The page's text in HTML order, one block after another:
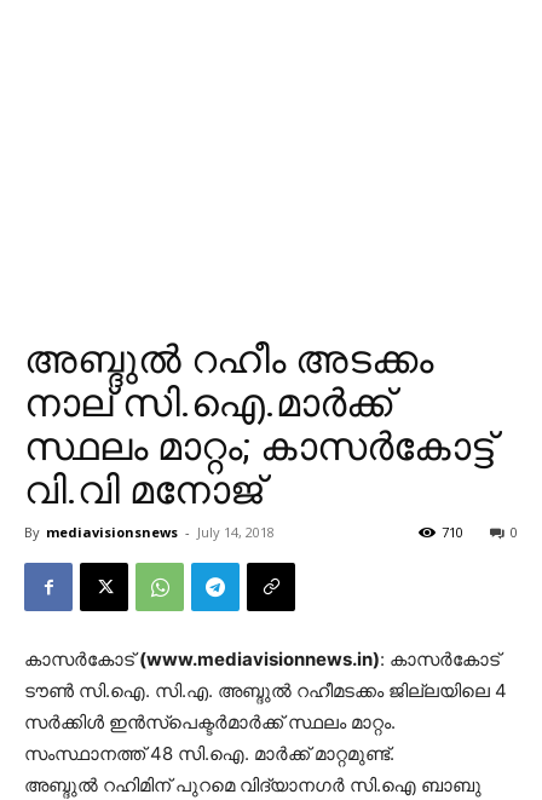
അബ്ദുല്‍ റഹീം അടക്കം
നാല് സി.ഐ.മാര്‍ക്ക്
സ്ഥലം മാറ്റം; കാസര്‍കോട്ട്
വി.വി മനോജ്
By mediavisionsnews - July 14, 2018 0
710
കാസര്‍കോട്(www.mediavisionnews.in): കാസര്‍കോട്
ടൗണ്‍ സി.ഐ. സി.എ. അബ്ദുല്‍ റഹീമടക്കം ജില്ലയിലെ 4
സര്‍ക്കിള്‍ ഇന്‍സ്‌പെക്ടര്‍മാര്‍ക്ക് സ്ഥലം മാറ്റം.
സംസ്ഥാനത്ത് 48 സി.ഐ. മാര്‍ക്ക് മാറ്റമുണ്ട്.
അബ്ദുല്‍ റഹിമിന് പുറമെ വിദ്യാനഗര്‍ സി.ഐ ബാബു